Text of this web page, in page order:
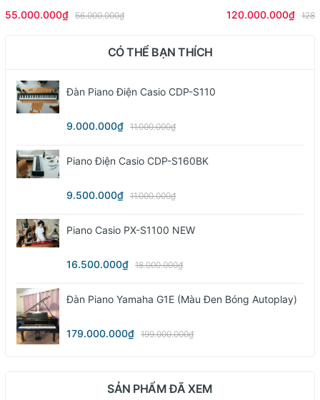
55.000.000₫ 56.000.000₫ 120.000.000₫
CÓ THỂ BẠN THÍCH
Đàn Piano Điện Casio CDP-S110
9.000.000₫ 11.000.000₫
Piano Điện Casio CDP-S160BK
9.500.000₫ 11.000.000₫
Piano Casio PX-S1100 NEW
16.500.000₫ 18.000.000₫
Đàn Piano Yamaha G1E (màu Đen Bóng Autoplay)
179.000.000₫ 199.000.000₫
SẢN PHẨM ĐÃ XEM